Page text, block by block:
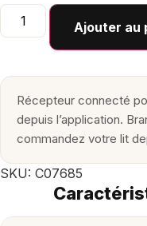
quantité
Cosy
commande
connectée
Ajouter au
Récepteur connecté
depuis l’application.
commandez votre lit
SKU: C07685